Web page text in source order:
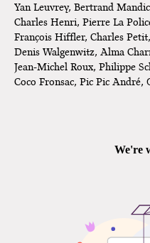
Yan Leuvrey, Bertrand
Charles Henri, Pierre La
François Hiffler, Charles
Denis Walgenwitz, Alma
Jean-Michel Roux, Philippe
Coco Fronsac, Pic Pic